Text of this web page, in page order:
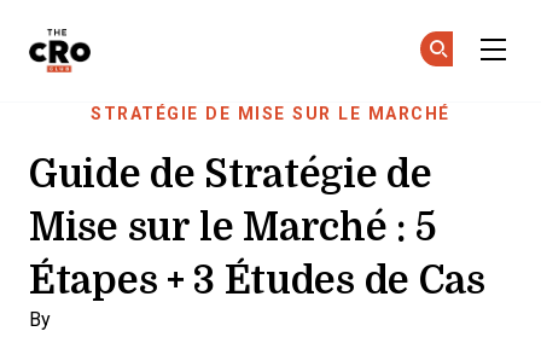
Skip to main contentSTRATÉGIE DE MISE SUR LE MARCHÉ
Guide de Stratégie de
Mise sur le Marché : 5
Étapes + 3 Études de Cas
By